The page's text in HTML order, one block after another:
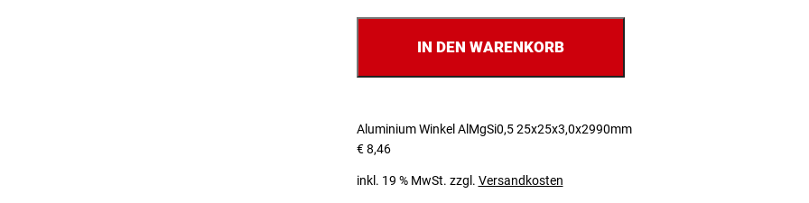
IN DEN WARENKORB
Aluminium Winkel AlMgSi0,5 25x25x3,0x2990mm
€8,46
inkl. 19 % MwSt. zzgl. Versandkosten